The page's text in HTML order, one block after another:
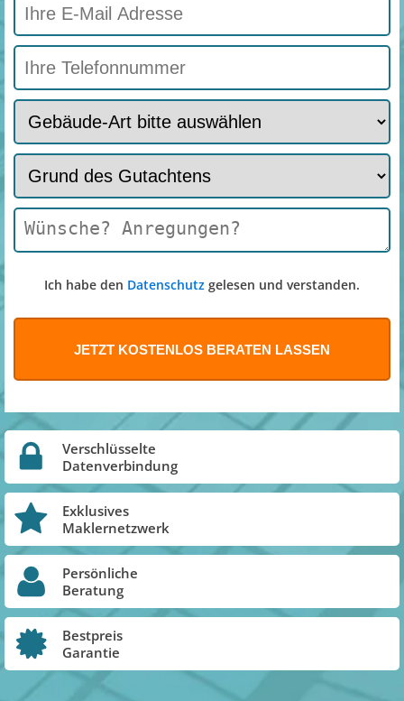
Ich habe den Datenschutz gelesen und verstanden.
Verschlüsselte
Datenverbindung
Exklusives
Maklernetzwerk
Persönliche
Beratung
Bestpreis
Garantie